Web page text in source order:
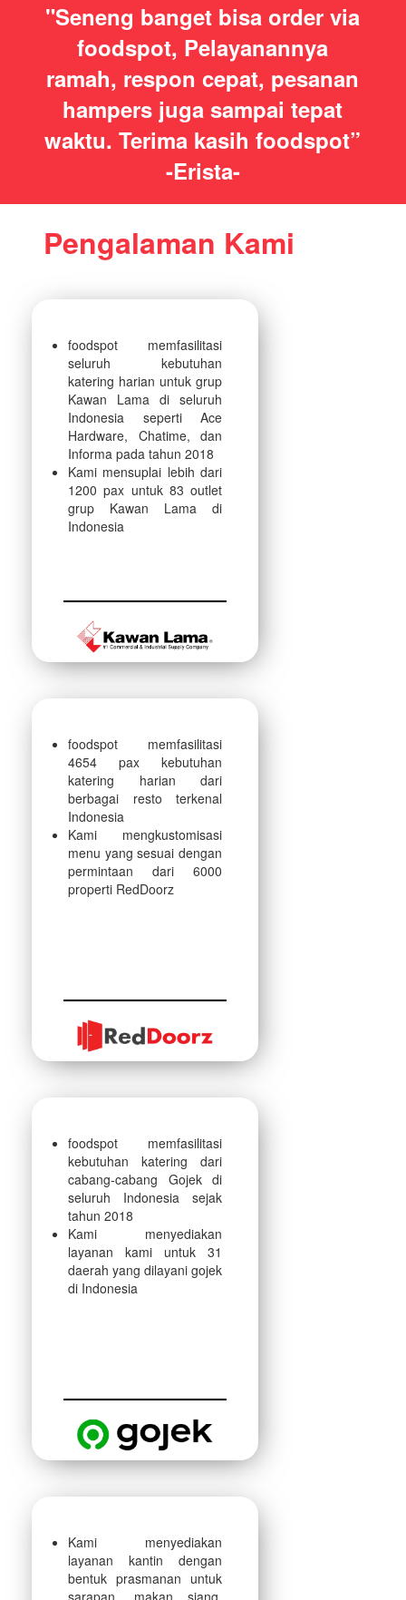
"Seneng banget bisa order via
foodspot, Pelayanannya
ramah, respon cepat, pesanan
hampers juga sampai tepat
waktu. Terima kasih foodspot”
-Erista-
Pengalaman Kami
foodspot memfasilitasi
seluruh kebutuhan
katering harian untuk grup
Kawan Lama di seluruh
Indonesia seperti Ace
Hardware, Chatime, dan
Informa pada tahun 2018
Kami mensuplai lebih dari
1200 pax untuk 83 outlet
grup Kawan Lama di
Indonesia
foodspot memfasilitasi
4654 pax kebutuhan
katering harian dari
berbagai resto terkenal
Indonesia
Kami mengkustomisasi
menu yang sesuai dengan
permintaan dari 6000
properti RedDoorz
foodspot memfasilitasi
kebutuhan katering dari
cabang-cabang Gojek di
seluruh Indonesia sejak
tahun 2018
Kami menyediakan
layanan kami untuk 31
daerah yang dilayani gojek
di Indonesia
Kami menyediakan
layanan kantin dengan
bentuk prasmanan untuk